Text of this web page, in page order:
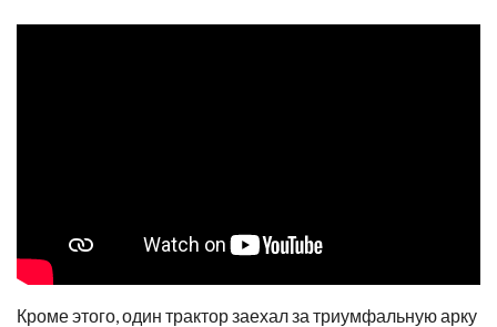
Кроме этого, один трактор заехал за триумфальную арку